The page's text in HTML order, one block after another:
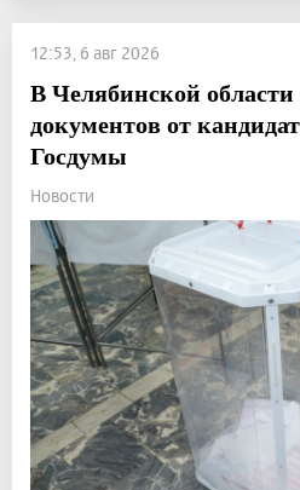
12:53, 6 авг 2026
В Челябинской
документов от
Госдумы
Новости